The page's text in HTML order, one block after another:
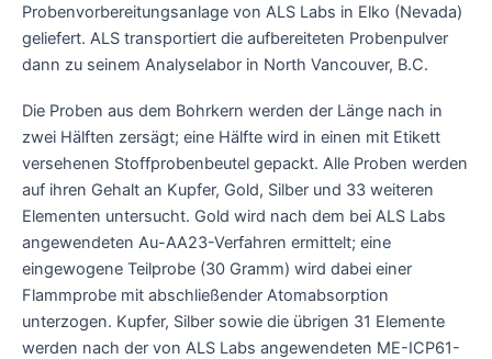
Probenvorbereitungsanlage von ALS Labs in Elko (Nevada)
geliefert. ALS transportiert die aufbereiteten Probenpulver
dann zu seinem Analyselabor in North Vancouver, B.C.
Die Proben aus dem Bohrkern werden der Länge nach in
zwei Hälften zersägt; eine Hälfte wird in einen mit Etikett
versehenen Stoffprobenbeutel gepackt. Alle Proben werden
auf ihren Gehalt an Kupfer, Gold, Silber und 33 weiteren
Elementen untersucht. Gold wird nach dem bei ALS Labs
angewendeten Au-AA23-Verfahren ermittelt; eine
eingewogene Teilprobe (30 Gramm) wird dabei einer
Flammprobe mit abschließender Atomabsorption
unterzogen. Kupfer, Silber sowie die übrigen 31 Elemente
werden nach der von ALS Labs angewendeten ME-ICP61-